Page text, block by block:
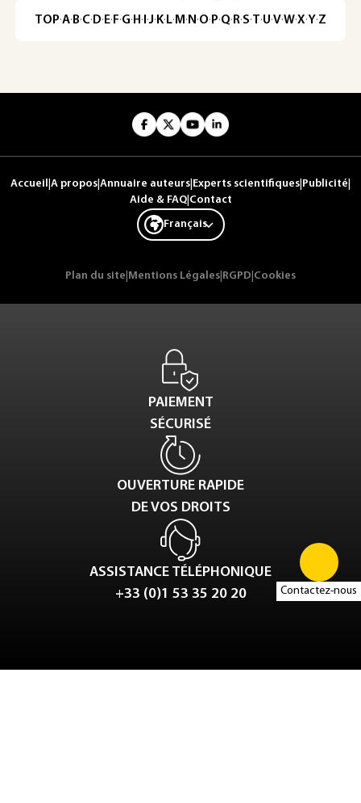
Contactez-nous
TOP·A·B·C· D· E· F·G· H · ·J· K· L· M · N ·O· P·Q· R·S·T·U·V·W·X·Y·Z
Accueil A propos Annuaire auteurs Experts scientifiques Publicité
Aide & FAQ| Contact
Français
Plan du site Mentions Légales RGPD Cookies
PAIEMENT
SÉCURISÉ
OUVERTURE RAPIDE
DE VOS DROITS
ASSISTANCE TÉLÉPHONIQUE
+33 (0)1 53 35 20 20